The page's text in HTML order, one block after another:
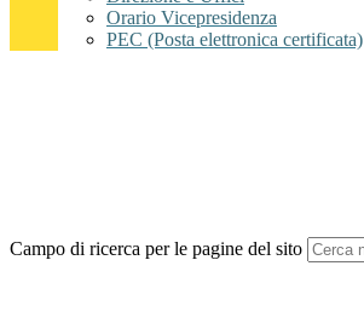
Orario Vicepresidenza
PEC (Posta elettronica certificata)
Campo di ricerca per le pagine del sito